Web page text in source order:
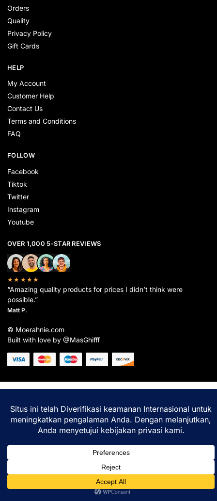
Orders
Quality
Privacy Policy
Gift Cards
HELP
My Account
Customer Help
Contact Us
Terms and Conditions
FAQ
FOLLOW
Facebook
Tiktok
Twitter
Instagram
Youtube
OVER 1,000 5-STAR REVIEWS
★★★★★
“Amazing quality products for prices I didn’t think were
possible.”
Matt P.
© Moerahnie.com
Built with love by @MasGhifff
Lacak
Moerahnie.com
pengalaman belanja terbaik Anda.